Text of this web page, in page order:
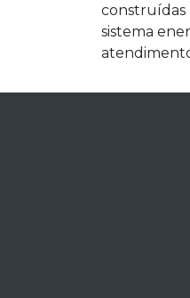
construídas
sistema